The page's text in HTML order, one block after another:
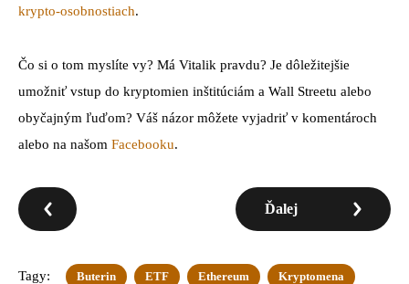
krypto-osobnostiach.
Čo si o tom myslíte vy? Má Vitalik pravdu? Je dôležitejšie
umožniť vstup do kryptomien inštitúciám a Wall Streetu alebo
obyčajným ľuďom? Váš názor môžete vyjadriť v komentároch
alebo na našom Facebooku.
Ďalej
Tagy: Buterin ETF Ethereum Kryptomena